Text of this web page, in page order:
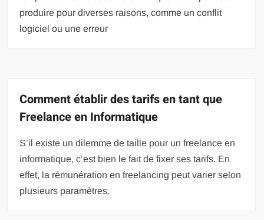
produire pour diverses raisons, comme un conflit
logiciel ou une erreur
Comment établir des tarifs en tant que
Freelance en Informatique
S’il existe un dilemme de taille pour un freelance en
informatique, c’est bien le fait de fixer ses tarifs. En
effet, la rémunération en freelancing peut varier selon
plusieurs paramètres.